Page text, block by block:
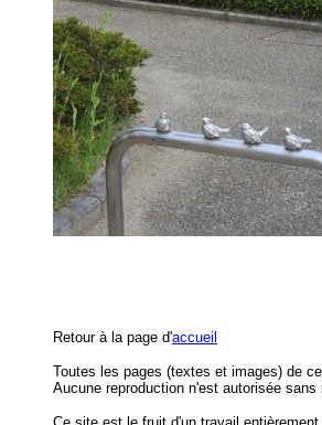
Retour à la page d'accueil
Toutes les pages (textes et images) de
Aucune reproduction n'est autorisée